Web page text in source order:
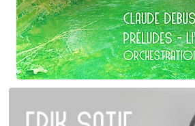
Claude Debussy